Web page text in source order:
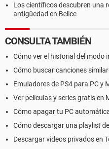
Los científicos descubren una
antigüedad en Belice
CONSULTA TAMBIÉN
Cómo ver el historial del modo
Cómo buscar canciones
Emuladores de PS4 para PC y
Ver películas y series gratis en
Cómo apagar tu PC
Cómo descargar una playlist
Descargar videos privados en